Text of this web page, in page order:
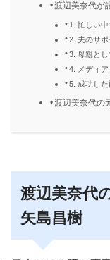
渡辺美奈代が
1. 忙しい
2. 夫のサ
3. 母親と
4. メディ
5. 成功し
渡辺美奈代の
渡辺美奈代
矢島昌樹